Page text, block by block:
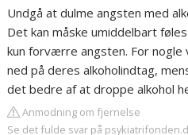
Undgå at dulme angsten med
Det kan måske umiddelbart
kun forværre angsten. For
ned på deres alkoholindtag,
det bedre af at droppe alkohol
Anmodning om fjernelse
Se det fulde svar på